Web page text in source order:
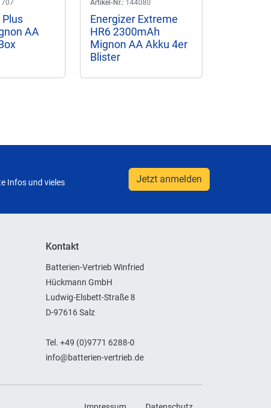
Plus
AA
Artikel-Nr.: 144080
Energizer Extreme
HR6 2300mAh
Mignon AA Akku 4er
Blister
Infos und vieles
Jetzt anmelden
Kontakt
Batterien-Vertrieb Winfried
Hückmann GmbH
Ludwig-Elsbett-Straße 8
D-97616 Salz
Tel. +49 (0)9771 6288-0
info@batterien-vertrieb.de